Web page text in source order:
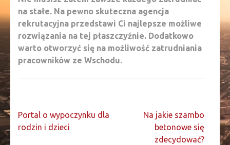
na stałe. Na pewno skuteczna agencja
rekrutacyjna przedstawi Ci najlepsze możliwe
rozwiązania na tej płaszczyźnie. Dodatkowo
warto otworzyć się na możliwość zatrudniania
pracowników ze Wschodu.
Nawigacja
wpisu
Portal o wypoczynku dla
rodzin i dzieci
Na jakie szambo
betonowe się
zdecydować?